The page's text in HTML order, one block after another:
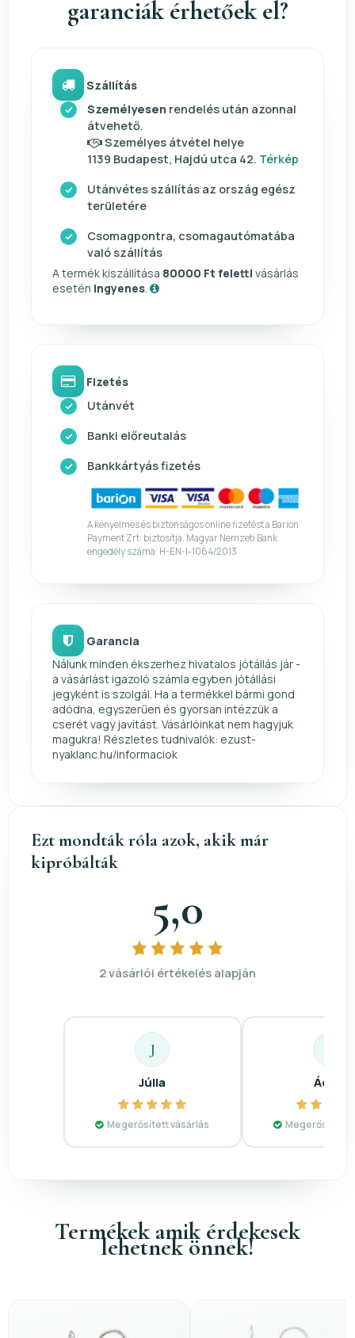
garanciák érhetőek el?
Szállítás
Személyesen rendelés után azonnal
átvehető.
Személyes átvétel helye
1139 Budapest, Hajdú utca 42. Térkép
Utánvétes szállítás az ország egész
területére
Csomagpontra, csomagautómatába
való szállítás
A termék kiszállítása 80000 Ft feletti vásárlás
esetén ingyenes
Fizetés
Utánvét
Banki előreutalás
Bankkártyás fizetés
A kényelmes és biztonságos online fizetést a Barion
Payment Zrt. biztosítja. Magyar Nemzeti Bank
engedély száma: H-EN-I-1064/2013
Garancia
Nálunk minden ékszerhez hivatalos jótállás jár -
a vásárlást igazoló számla egyben jótállási
jegyként is szolgál. Ha a termékkel bármi gond
adódna, egyszerűen és gyorsan intézzük a
cserét vagy javítást. Vásárlóinkat nem hagyjuk
magukra! Részletes tudnivalók: ezust-
nyaklanc.hu/informaciok
Ezt mondták róla azok, akik már
kipróbálták
5,0
2 vásárlói értékelés alapján
J
Júlia
Megerősített vásárlás
Ádám
Megerősített
Termékek amik érdekesek
lehetnek önnek!